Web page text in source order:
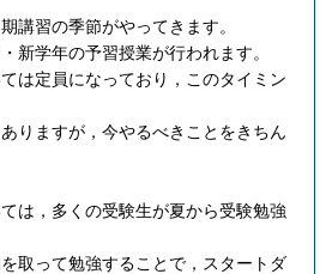
講習の季節がやってきます。
新学年の予習授業が行われます。
は定員になっており，このタイミン
りますが，今やるべきことをきちん
は，多くの受験生が夏から受験勉強
取って勉強することで，スタートダ